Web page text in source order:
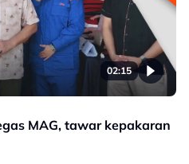
02:15
MAG, tawar kepakaran